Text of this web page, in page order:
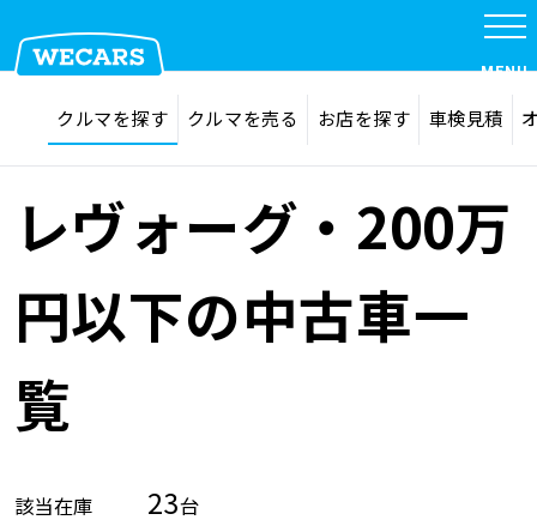
在庫検索 サイト内検索
MENU
クルマを探す
クルマを探す クルマを売る お店を探す 車検見積
レヴォーグ・200万
円以下の中古車一
覧
該当在庫 23台